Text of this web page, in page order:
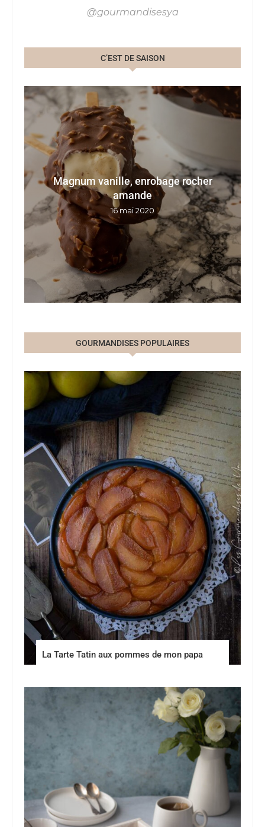
@gourmandisesya
C’EST DE SAISON
Magnum vanille, enrobage rocher
amande
16 mai 2020
GOURMANDISES POPULAIRES
La Tarte Tatin aux pommes de mon papa